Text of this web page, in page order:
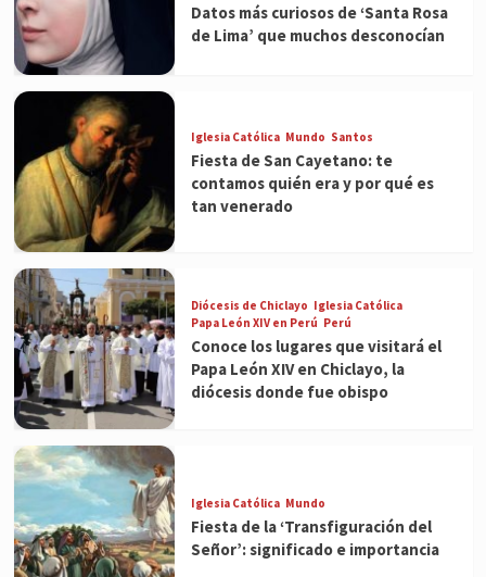
Datos más curiosos de ‘Santa Rosa
de Lima’ que muchos desconocían
Iglesia Católica Mundo Santos
Fiesta de San Cayetano: te
contamos quién era y por qué es
tan venerado
Diócesis de Chiclayo Iglesia Católica
Papa León XIV en Perú Perú
Conoce los lugares que visitará el
Papa León XIV en Chiclayo, la
diócesis donde fue obispo
Iglesia Católica Mundo
Fiesta de la ‘Transfiguración del
Señor’: significado e importancia